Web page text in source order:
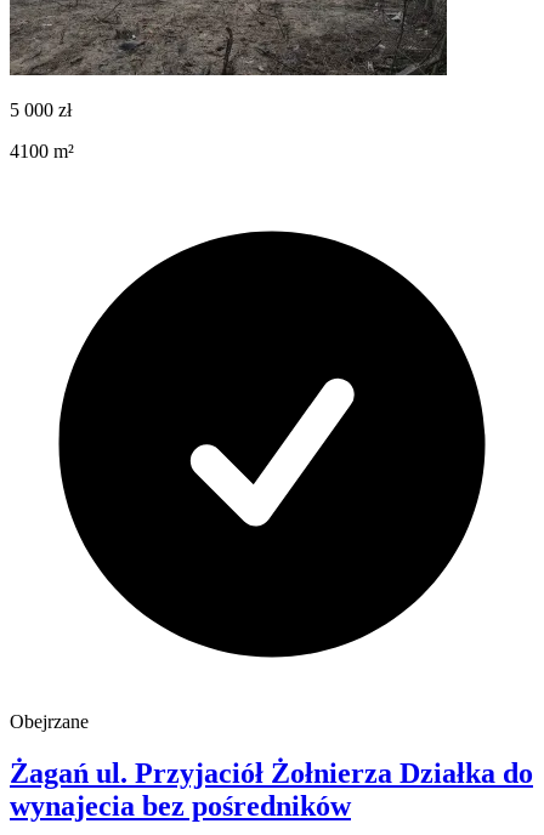
5 000 zł
4100 m²
Obejrzane
Żagań ul. Przyjaciół Żołnierza Działka do
wynajecia bez pośredników